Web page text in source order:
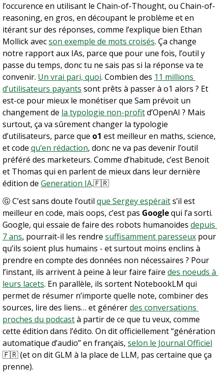
l’occurence en utilisant le Chain-of-Thought, ou Chain-of-
reasoning, en gros, en découpant le problème et en
itérant sur des réponses, comme l’explique bien Ethan
Mollick avec son exemple de mots croisés. Ça change
notre rapport aux IAs, parce que pour une fois, l’outil y
passe du temps, donc tu ne sais pas si la réponse va te
convenir. Un vrai pari, quoi. Combien des 11 millions
d’utilisateurs payants sont prêts à passer à o1 alors ? Et
est-ce pour mieux le monétiser que Sam prévoit un
changement de la typologie non-profit d’OpenAI ? Mais
surtout, ça va sûrement changer la typologie
d’utilisateurs, parce que o1 est meilleur en maths, science,
et code qu’en rédaction, donc ne va pas devenir l’outil
préféré des marketeurs. Comme d’habitude, c’est Benoit
et Thomas qui en parlent de mieux dans leur dernière
édition de Generation IA.🇫🇷
Ⓖ C’est sans doute l’outil que Sergey espérait s’il est
meilleur en code, mais oops, c’est pas Google qui l’a sorti.
Google, qui essaie de faire des robots humanoides depuis
7 ans, pourrait-il les rendre suffisamment paresseux pour
qu’ils soient plus humains - et surtout moins enclins à
prendre en compte des données non nécessaires ? Pour
l’instant, ils arrivent à peine à leur faire faire des noeuds à
leurs lacets. En parallèle, ils sortent NotebookLM qui
permet de résumer n’importe quelle note, combiner des
sources, lire des liens… et générer des conversations
proches du podcast à partir de ce que tu veux, comme
cette édition dans l’édito. On dit officiellement “génération
automatique d’audio” en français, selon le Journal Officiel
🇫🇷 (et on dit GLM à la place de LLM, pas certaine que ça
prenne).